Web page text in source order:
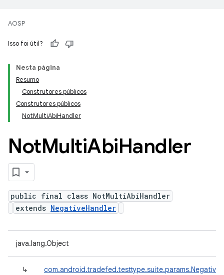
AOSP
Isso foi útil?
Nesta página
Resumo
Construtores públicos
Construtores públicos
NotMultiAbiHandler
NotMultiAbiHandler
public final class NotMultiAbiHandler
extends NegativeHandler
java.lang.Object
↳